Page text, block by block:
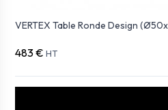
VERTEX Table Ronde Design
483 € HT